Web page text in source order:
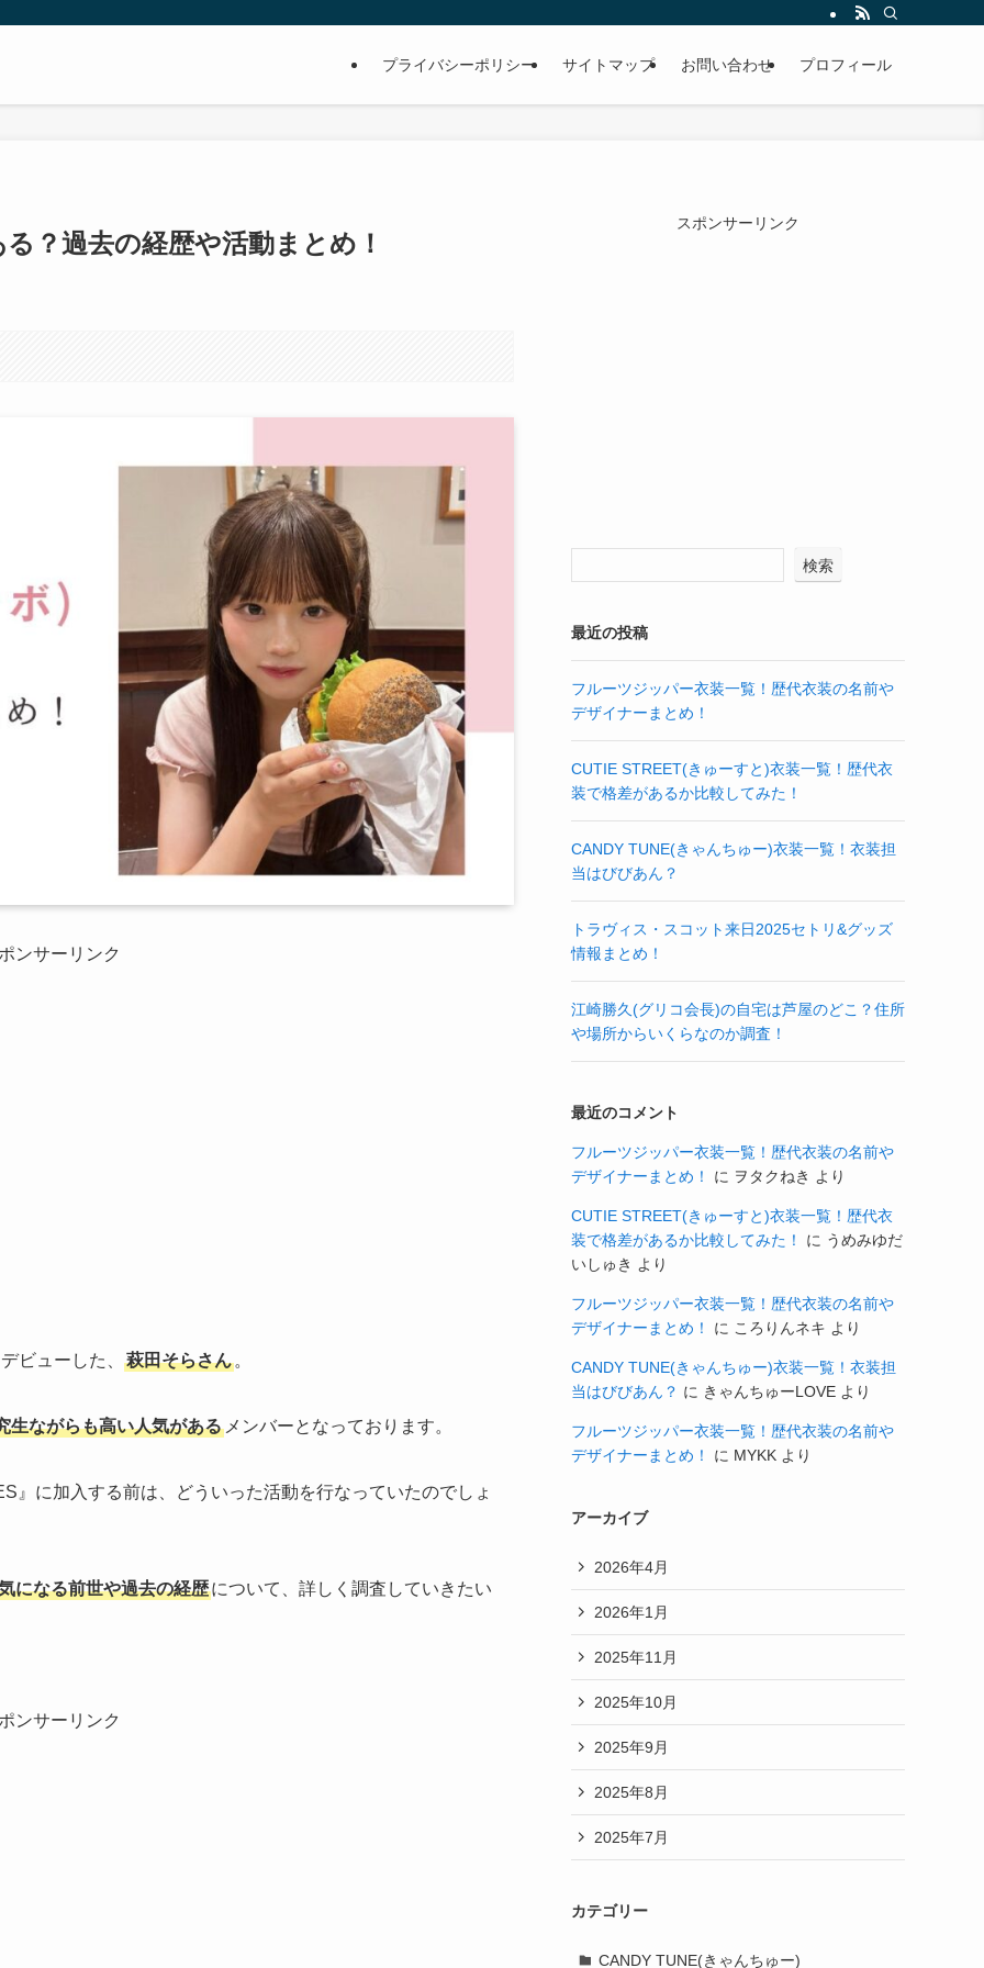
プライバシーポリシー サイトマップ お問い合わせ プロフィール
？過去の経歴や活動まとめ！
ンサーリンク
ビューした、 萩田そらさん 。
生ながらも高い人気がある メンバーとなっております。
』に加入する前は、どういった活動を行なっていたのでしょ
になる前世や過去の経歴について、詳しく調査していきたい
ンサーリンク
スポンサーリンク
検索
最近の投稿
フルーツジッパー衣装一覧！歴代衣装の名前や
デザイナーまとめ！
CUTIE STREET(きゅーすと)衣装一覧！歴代衣
装で格差があるか比較してみた！
CANDY TUNE(きゃんちゅー)衣装一覧！衣装担
当はびびあん？
トラヴィス・スコット来日2025セトリ&グッズ
情報まとめ！
江崎勝久(グリコ会長)の自宅は芦屋のどこ？住所
や場所からいくらなのか調査！
最近のコメント
フルーツジッパー衣装一覧！歴代衣装の名前や
デザイナーまとめ！
に ヲタクねき より
CUTIE STREET(きゅーすと)衣装一覧！歴代衣
装で格差があるか比較してみた！
に うめみゆだ
いしゅき より
フルーツジッパー衣装一覧！歴代衣装の名前や
デザイナーまとめ！
に ころりんネキ より
CANDY TUNE(きゃんちゅー)衣装一覧！衣装担
当はびびあん？ に きゃんちゅーLOVE より
フルーツジッパー衣装一覧！歴代衣装の名前や
デザイナーまとめ！
に MYKK より
アーカイブ
2026年4月
2026年1月
2025年11月
2025年10月
2025年9月
2025年8月
2025年7月
カテゴリー
CANDY TUNE(きゃんちゅー)